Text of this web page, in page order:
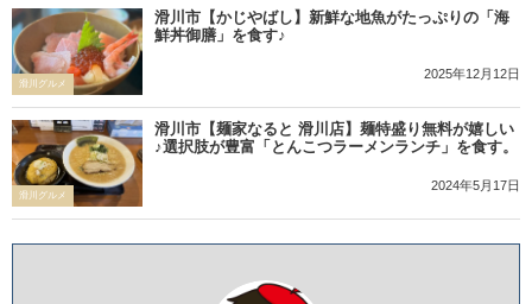
滑川グルメ
滑川市【かじやばし】新鮮な地魚がたっぷりの「海
鮮丼御膳」を食す♪
2025年12月12日
滑川グルメ
滑川市【麺家なると 滑川店】麺特盛り無料が嬉しい
♪選択肢が豊富「とんこつラーメンランチ」を食す。
2024年5月17日